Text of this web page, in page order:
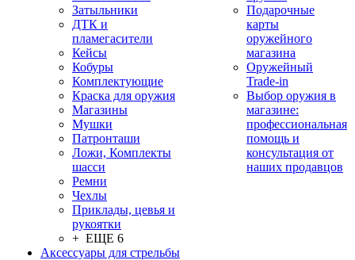
Затыльники
ДТК и
пламегасители
Кейсы
Кобуры
Комплектующие
Краска для оружия
Магазины
Мушки
Патронташи
Ложи, Комплекты
шасси
Ремни
Чехлы
Приклады, цевья и
рукоятки
+ ЕЩЕ 6
Аксессуары для стрельбы
Подарочные
карты
оружейного
магазина
Оружейный
Trade-in
Выбор оружия в
магазине:
профессиональная
помощь и
консультация от
наших продавцов